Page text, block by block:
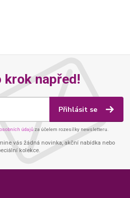
krok napřed!
Přihlásit se
údajů za účelem rozesílky newsletteru.
vás žádná novinka, akční nabídka nebo
kolekce.